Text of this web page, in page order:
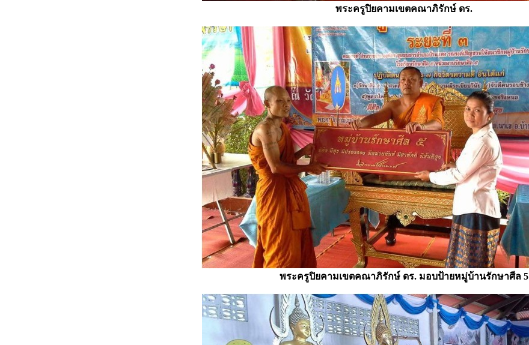
พระครูปิยคามเขตคณาภิรักษ์ ดร.
พระครูปิยคามเขตคณาภิรักษ์ ดร. มอบป้ายหมู่บ้านรักษาศีล 5